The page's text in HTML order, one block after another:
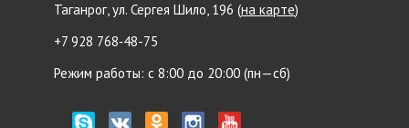
Таганрог, ул. Сергея Шило, 196 (на карте)
+7 928 768‑48-75
Режим работы: с 8:00 до 20:00 (пн—сб)